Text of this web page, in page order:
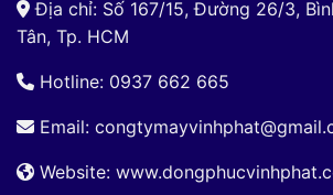
Địa chỉ: Số 167/15, Đường 26/3,
Tân, Tp. HCM
Hotline: 0937 662 665
Email:
Website: